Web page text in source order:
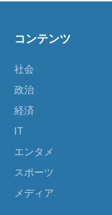
コンテンツ
社会
政治
経済
IT
エンタメ
スポーツ
メディア